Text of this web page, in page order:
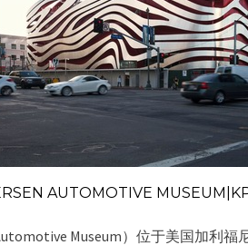
AUTOMOTIVE
Museum）位于美国加利